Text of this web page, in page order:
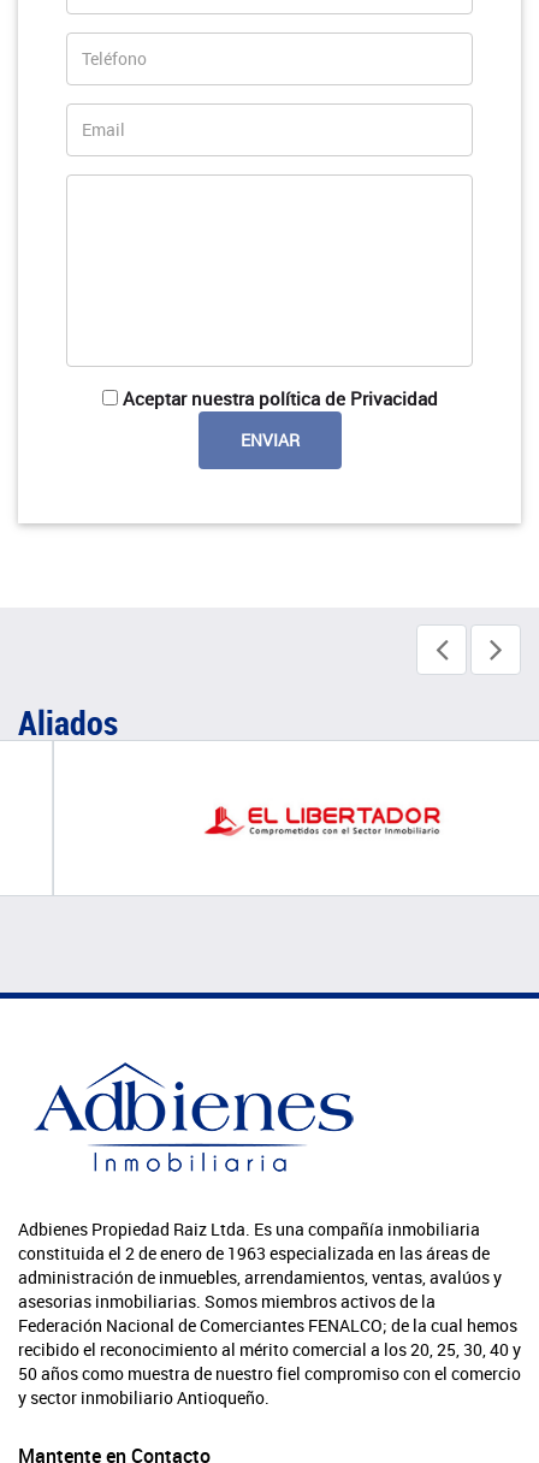
Aceptar nuestra política de Privacidad
Aliados
Adbienes Propiedad Raiz Ltda. Es una compañía inmobiliaria
constituida el 2 de enero de 1963 especializada en las áreas de
administración de inmuebles, arrendamientos, ventas, avalúos y
asesorias inmobiliarias. Somos miembros activos de la
Federación Nacional de Comerciantes FENALCO; de la cual hemos
recibido el reconocimiento al mérito comercial a los 20, 25, 30, 40 y
50 años como muestra de nuestro fiel compromiso con el comercio
y sector inmobiliario Antioqueño.
Mantente en Contacto